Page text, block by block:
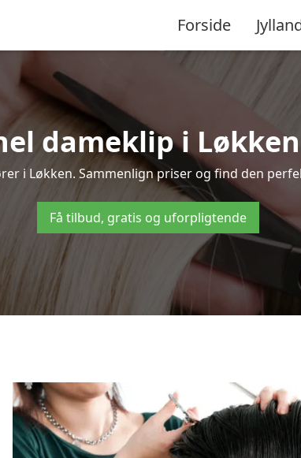
Forside
dameklip i
i Løkken. Sammenlign priser og find den
Få tilbud, gratis og uforpligtende